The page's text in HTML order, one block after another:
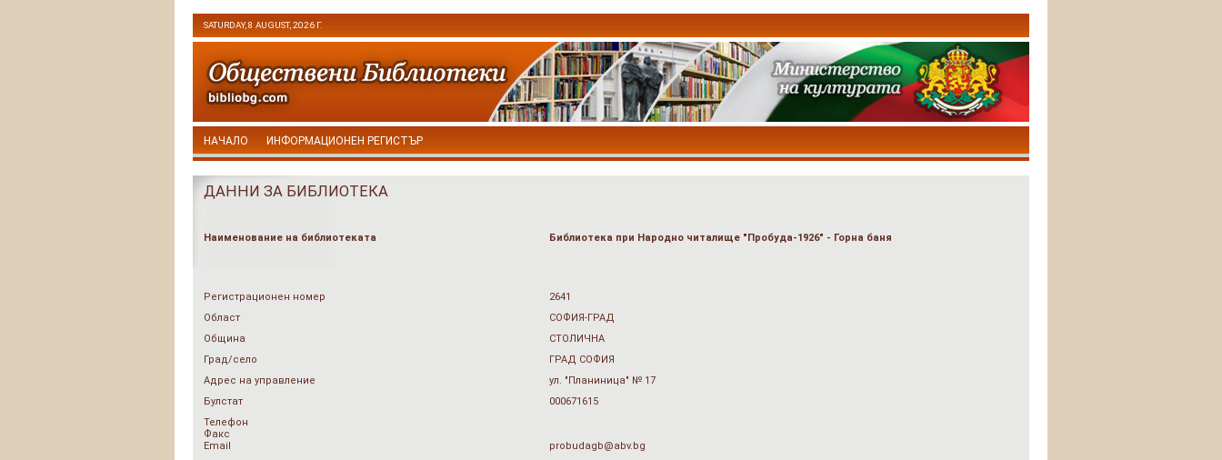
SATURDAY, 8 AUGUST, 2026 Г.
НАЧАЛО ИНФОРМАЦИОНЕН РЕГИСТЪР
ДАННИ ЗА БИБЛИОТЕКА
Наименование на библиотеката Библиотека при Народно читалище "Пробуда-1926" - Горна баня
Регистрационен номер
2641
Област
СОФИЯ-ГРАД
Община
СТОЛИЧНА
Град/село
ГРАД СОФИЯ
Адрес на управление
ул. "Планиница" № 17
Булстат
000671615
Телефон
Факс
Email
probudagb@abv.bg